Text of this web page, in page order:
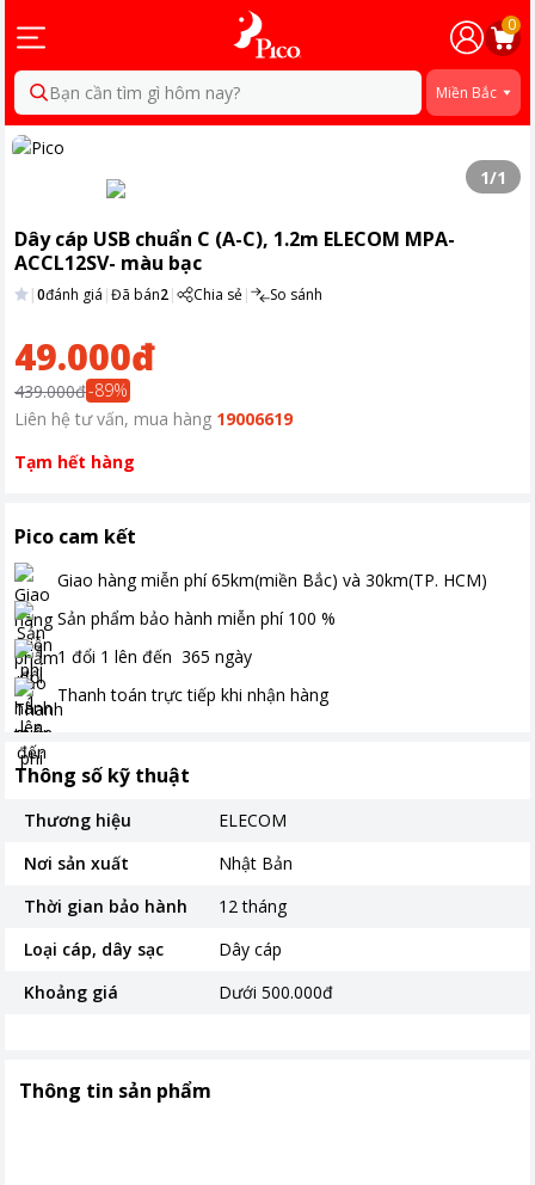
0
Bạn cần tìm gì hôm nay? Miền Bắc
1/1
Dây cáp USB chuẩn C (A-C), 1.2m ELECOM MPA-
ACCL12SV- màu bạc
|0đánh giá |Đã bán2| Chia sẻ| So sánh
49.000đ
439.000đ-89%
Liên hệ tư vấn, mua hàng 19006619
Tạm hết hàng
Pico cam kết
Giao hàng miễn phí 65km(miền Bắc) và 30km(TP. HCM)
Sản phẩm bảo hành miễn phí 100 %
1 đổi 1 lên đến 365 ngày
Thanh toán trực tiếp khi nhận hàng
Thông số kỹ thuật
Thương hiệu
ELECOM
Nơi sản xuất
Nhật Bản
Thời gian bảo hành
12 tháng
Loại cáp, dây sạc
Dây cáp
Khoảng giá
Dưới 500.000đ
Thông tin sản phẩm